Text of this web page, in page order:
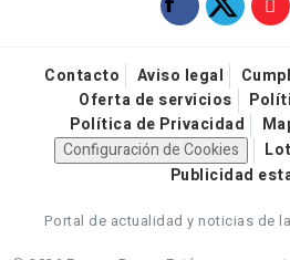
Contacto Aviso legal
Oferta de servicios
Política de Privacidad
Configuración de Cookies
Publicidad
Portal de actualidad y noticias de